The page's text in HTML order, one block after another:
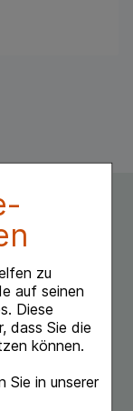
zu
auf seinen
Diese
dass Sie die
können.
Sie in unserer
beim